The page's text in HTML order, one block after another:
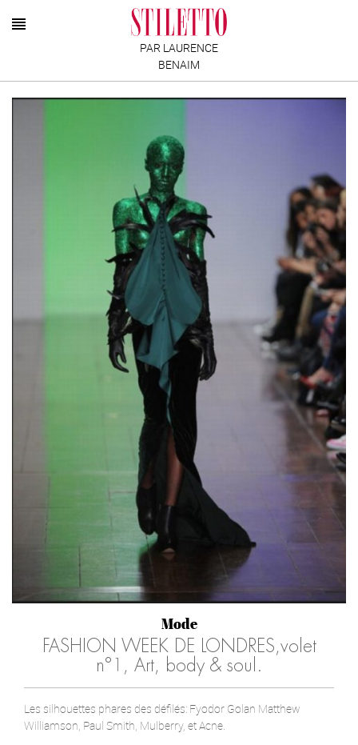
PAR LAURENCE
BENAIM
Mode
FASHION WEEK DE LONDRES,volet
n°1, Art, body & soul.
Les silhouettes phares des défilés: Fyodor Golan Matthew
Williamson, Paul Smith, Mulberry, et Acne.